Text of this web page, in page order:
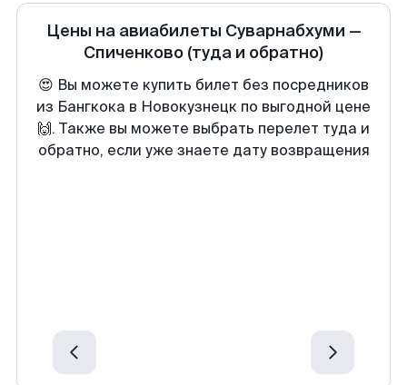
Цены на авиабилеты Суварнабхуми —
Спиченково (туда и обратно)
😍 Вы можете купить билет без посредников
из Бангкока в Новокузнецк по выгодной цене
🙌. Также вы можете выбрать перелет туда и
обратно, если уже знаете дату возвращения